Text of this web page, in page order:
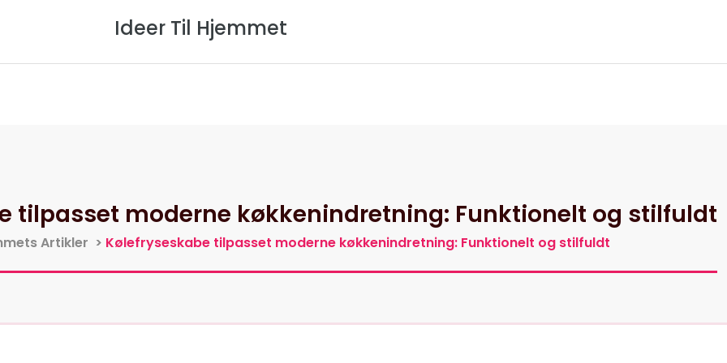
Ideer Til Hjemmet
tilpasset moderne køkkenindretning: Funktionelt og stilfuldt
Artikler > Kølefryseskabe tilpasset moderne køkkenindretning: Funktionelt og stilfuldt